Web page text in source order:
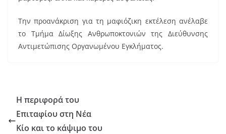
Την προανάκριση για τη μαφιόζικη εκτέλεση ανέλαβε
το Τμήμα Δίωξης Ανθρωποκτονιών της Διεύθυνσης
Αντιμετώπισης Οργανωμένου Εγκλήματος.
Η περιφορά του
Επιταφίου στη Νέα
Κίο και το κάψιμο του